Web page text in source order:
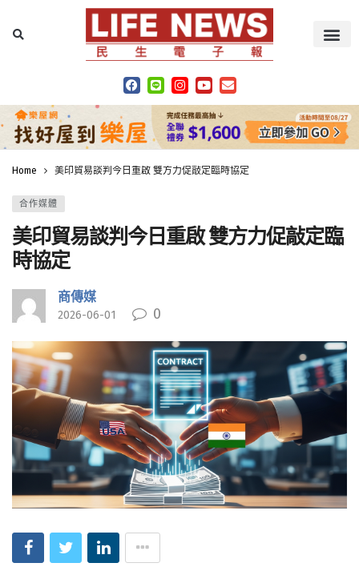
Home 美印貿易談判今日重啟 雙方力促敲定臨時協定
合作媒體
美印貿易談判今日重啟 雙方力促敲定臨
時協定
商傳媒
2026-06-01 0